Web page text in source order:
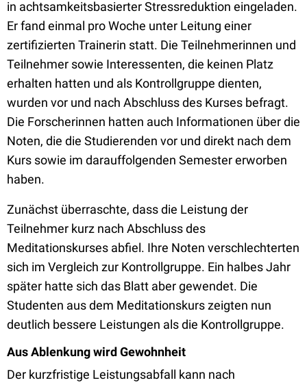
in achtsamkeitsbasierter Stressreduktion eingeladen.
Er fand einmal pro Woche unter Leitung einer
zertifizierten Trainerin statt. Die Teilnehmerinnen und
Teilnehmer sowie Interessenten, die keinen Platz
erhalten hatten und als Kontrollgruppe dienten,
wurden vor und nach Abschluss des Kurses befragt.
Die Forscherinnen hatten auch Informationen über die
Noten, die die Studierenden vor und direkt nach dem
Kurs sowie im darauffolgenden Semester erworben
haben.
Zunächst überraschte, dass die Leistung der
Teilnehmer kurz nach Abschluss des
Meditationskurses abfiel. Ihre Noten verschlechterten
sich im Vergleich zur Kontrollgruppe. Ein halbes Jahr
später hatte sich das Blatt aber gewendet. Die
Studenten aus dem Meditationskurs zeigten nun
deutlich bessere Leistungen als die Kontrollgruppe.
Aus Ablenkung wird Gewohnheit
Der kurzfristige Leistungsabfall kann nach